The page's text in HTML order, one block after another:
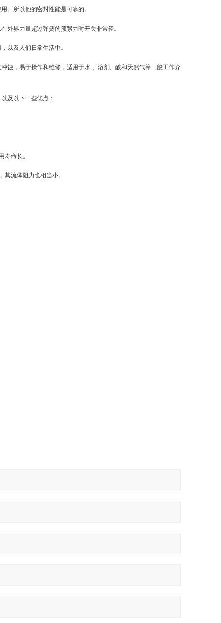
。所以他的密封性能是可靠的。
外界力量超过弹簧的预紧力时开关非常轻。
以及人们日常生活中。
蚀，易于操作和维修，适用于水 、溶剂、酸和天然气等一般工作介
及以下一些优点：
寿命长。
流体阻力也相当小。